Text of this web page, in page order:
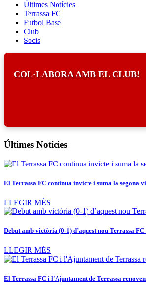
Últimes Notícies
Terrassa FC
Futbol Base
Club
Socis
COL·LABORA AMB EL CLUB!
Últimes Notícies
El Terrassa FC continua invicte i suma la segona
LLEGIR MÉS
Debut amb victòria (0-1) d’aquest nou Terrassa
LLEGIR MÉS
El Terrassa FC i l'Ajuntament de Terrassa